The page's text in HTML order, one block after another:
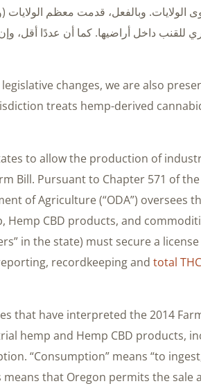
الولايات. وبالفعل، قدمت معظم
للقنب داخل أراضيها. كما أن عددًا أقل،
changes, we are also
treats hemp-derived
to allow the production of
Bill. Pursuant to Chapter 571 of
of Agriculture (“ODA”) oversees
Hemp CBD products, and
in the state) must secure a
recordkeeping and total THC
that have interpreted the 2014
hemp and Hemp CBD products,
“Consumption” means “to
means that Oregon permits the sale